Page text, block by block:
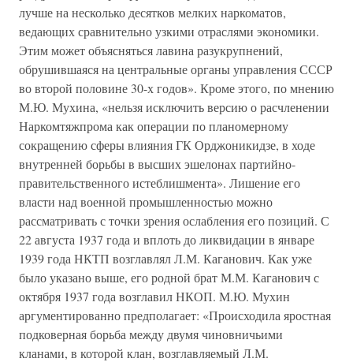
лучше на несколько десятков мелких наркоматов,
ведающих сравнительно узкими отраслями экономики.
Этим может объясняться лавина разукрупнений,
обрушившаяся на центральные органы управления СССР
во второй половине 30-х годов». Кроме этого, по мнению
М.Ю. Мухина, «нельзя исключить версию о расчленении
Наркомтяжпрома как операции по планомерному
сокращению сферы влияния ГК Орджоникидзе, в ходе
внутренней борьбы в высших эшелонах партийно-
правительственного истеблишмента». Лишение его
власти над военной промышленностью можно
рассматривать с точки зрения ослабления его позиций. С
22 августа 1937 года и вплоть до ликвидации в январе
1939 года НКТП возглавлял Л.М. Каганович. Как уже
было указано выше, его родной брат М.М. Каганович с
октября 1937 года возглавил НКОП. М.Ю. Мухин
аргументированно предполагает: «Происходила яростная
подковерная борьба между двумя чиновничьими
кланами, в которой клан, возглавляемый Л.М.